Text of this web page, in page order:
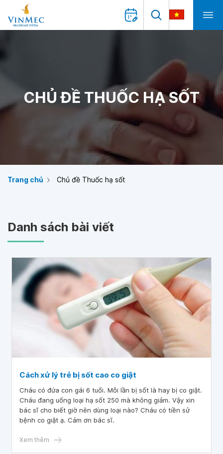
CHỦ ĐỀ THUỐC HẠ SỐT
Trang chủ Chủ đề Thuốc hạ sốt
Danh sách bài viết
Cách xử lý trẻ bị sốt cao co giật
Cháu có đứa con gái 6 tuổi. Mỗi lần bị sốt là hay bị co giật.
Cháu đang uống loại hạ sốt 250 mà không giảm. Vậy xin
bác sĩ cho biết giờ nên dùng loại nào? Cháu có tiền sử
bệnh co giật ạ. Cảm ơn bác sĩ.
Xem thêm